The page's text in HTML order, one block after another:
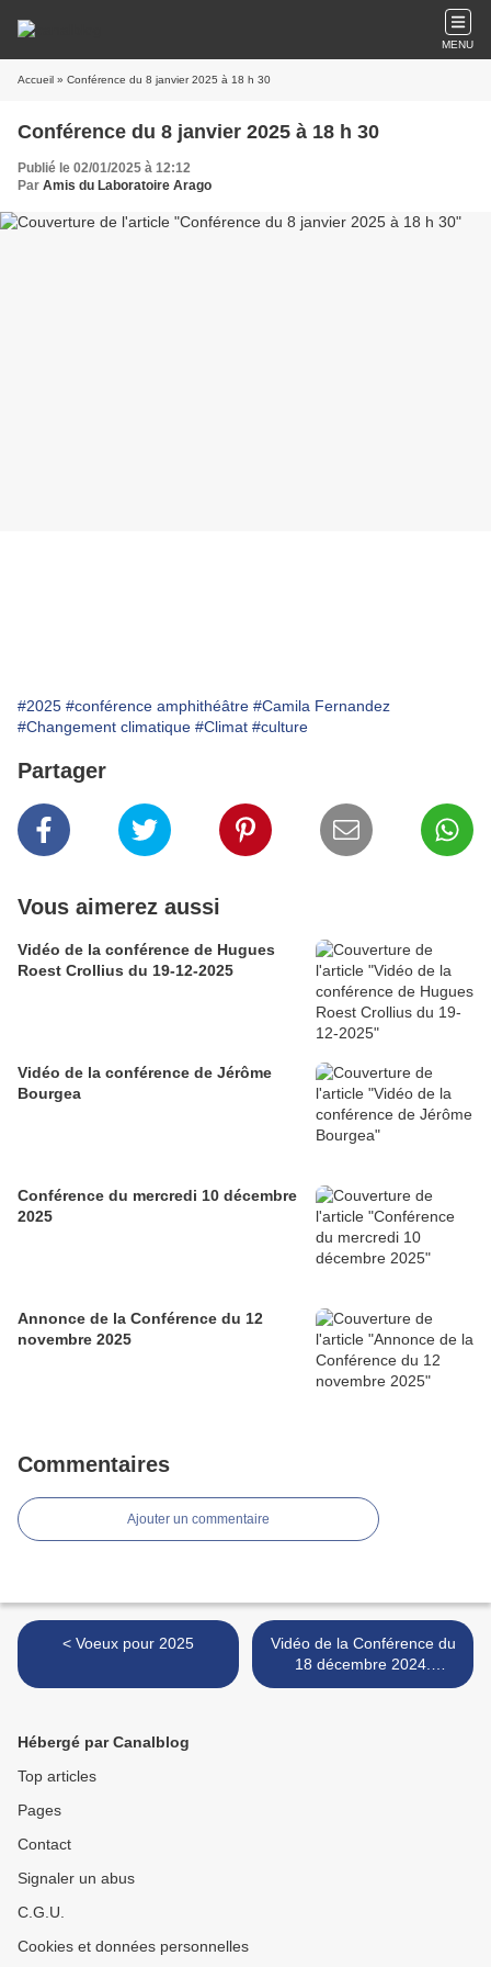
MENU
Accueil » Conférence du 8 janvier 2025 à 18 h 30
Conférence du 8 janvier 2025 à 18 h 30
Publié le 02/01/2025 à 12:12
Par Amis du Laboratoire Arago
#2025 #conférence amphithéâtre #Camila Fernandez
#Changement climatique #Climat #culture
Partager
Vous aimerez aussi
Vidéo de la conférence de Hugues
Roest Crollius du 19-12-2025
Vidéo de la conférence de Jérôme
Bourgea
Conférence du mercredi 10 décembre
2025
Annonce de la Conférence du 12
novembre 2025
Commentaires
Ajouter un commentaire
< Voeux pour 2025
Vidéo de la Conférence du
18 décembre 2024.
Christian Sardet >
Hébergé par Canalblog
Top articles
Pages
Contact
Signaler un abus
C.G.U.
Cookies et données personnelles